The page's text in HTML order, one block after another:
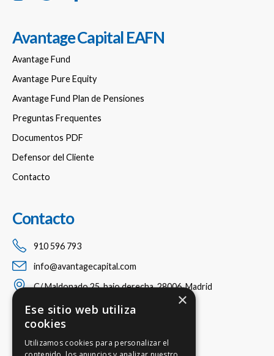
Avantage Capital EAFN
Avantage Fund
Avantage Pure Equity
Avantage Fund Plan de Pensiones
Preguntas Frequentes
Documentos PDF
Defensor del Cliente
Contacto
Contacto
910 596 793
info@avantagecapital.com
C/ Maldonado 25, bajo derecha, 28006, Madrid
×
Ese sitio web utiliza
cookies
Utilizamos cookies para personalizar el